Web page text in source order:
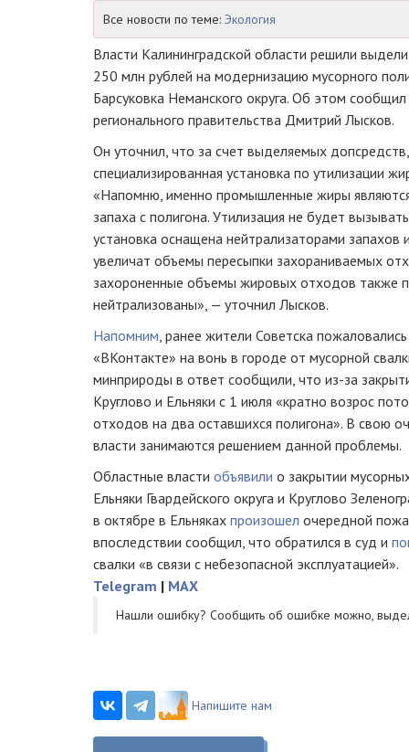
Все новости по теме: Экология
Власти Калининградской области решили
250 млн рублей на модернизацию мусорного
Барсуковка Неманского округа. Об этом
регионального правительства Дмитрий Лысков.
Он уточнил, что за счет выделяемых
специализированная установка по утилизации
«Напомню, именно промышленные жиры
запаха с полигона. Утилизация не будет
установка оснащена нейтрализаторами запахов
увеличат объемы пересыпки захораниваемых
захороненные объемы жировых отходов также
нейтрализованы», — уточнил Лысков.
Напомним, ранее жители Советска
«ВКонтакте» на вонь в городе от мусорной
минприроды в ответ сообщили, что из-за
Круглово и Ельняки с 1 июля «кратно возрос
отходов на два оставшихся полигона». В свою
власти занимаются решением данной проблемы.
Областные власти объявили о закрытии
Ельняки Гвардейского округа и Круглово
в октябре в Ельняках произошел очередной
впоследствии сообщил, что обратился в суд и
свалки «в связи с небезопасной эксплуатацией».
Telegram | MAX
Нашли ошибку? Cообщить об ошибке можно,
Напишите нам